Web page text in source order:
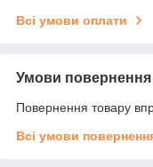
Всі умови оплати
Умови повернення
Повернення товару
Всі умови